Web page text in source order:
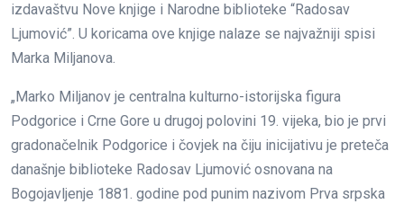
izdavaštvu Nove knjige i Narodne biblioteke “Radosav
Ljumović”. U koricama ove knjige nalaze se najvažniji spisi
Marka Miljanova.
„Marko Miljanov je centralna kulturno-istorijska figura
Podgorice i Crne Gore u drugoj polovini 19. vijeka, bio je prvi
gradonačelnik Podgorice i čovjek na čiju inicijativu je preteča
današnje biblioteke Radosav Ljumović osnovana na
Bogojavljenje 1881. godine pod punim nazivom Prva srpska